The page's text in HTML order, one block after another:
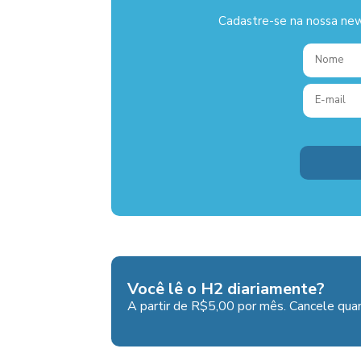
Cadastre-se na nossa
Você lê o H2 diariamente?
A partir de R$5,00 por mês. Cancele